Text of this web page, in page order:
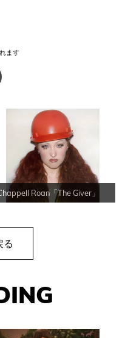
ます
Roan「The Giver」
る